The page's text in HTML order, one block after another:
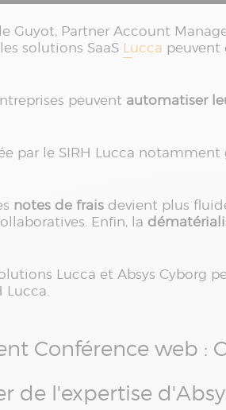
Guyot, Partner Account
solutions SaaS Lucca peuvent
peuvent automatiser
par le SIRH Lucca notamment
notes de frais devient plus
Enfin, la
Lucca et Absys Cyborg
Lucca.
Conférence web :
de l'expertise